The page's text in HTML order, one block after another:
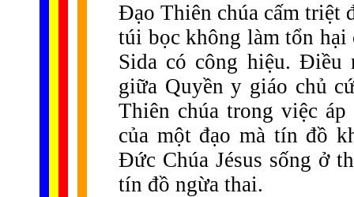
Đạo Thiên chúa cấm triệt
túi bọc không làm tổn hại
Sida có công hiệu. Điều
giữa Quyền y giáo chủ
Thiên chúa trong việc
của một đạo mà tín đồ
Đức Chúa Jésus sống ở
tín đồ ngừa thai.